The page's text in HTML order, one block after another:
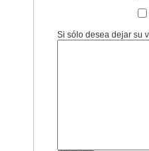
Si sólo desea dejar su